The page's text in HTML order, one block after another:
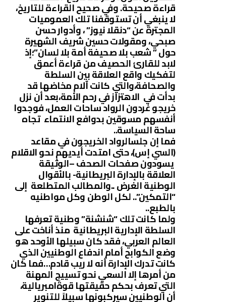
قراءة صحيحة. وفي صحيح القراءة للتاريخ،
لا ينبغي أن تستوقفنا تلك العموميات
المجترة عن “دنقلا نيوز” ، وأدوار حسن
صبحي، ومقولات حسين شريف الشهيرة
حول ” شعب بلا صحيفة أمة بلا لسان”؛إذ
لابد للقارئ الحصيف من قراءة أعمق
لتفكيك واقع العلاقة بين السلطة
والصحافة،والتي كانت آلام مخاضها قد
بدأت في الاهتزاز في رحم الأمة،بعد أن نزل
خريجو غردون الرواد ساحات العمل، فوجدوا
أنفسهم مسوقين بدوافع الانتماء تجاه
ساحة السياسة..
فما إن جلسالرواد الخريجون في مقاعد
(السي إس)، حتى امتدت أيديهم نحو الاقلام
يسودون صفحات الصحف –الوثيقة
العلاقة بالإدارة البريطانية- بالأقوال
الوطنية الغرض ..والمطالب المتطلعة إلى
“التمكين”.. لكل الوطن وكل مواطنيه
بالطبع..
ولما كانت تلك “شنشنة” وطنية تعرفها
السلطة الإدارية البريطانية منذ أناخت على
العالم العربي، فقد كان سبيلها الأوحد هو
وضع الكوابح أمام اندفاع الوطنيين الذي
كانت تدرك الإدارة أنه لا ريب قادم…فما كان
من أمرها إلا السعي نحو تسييج المهنة
التي تعرف بحكم حقيقتها قوةًامبريالية،
أن الوطنيين سيركبونها سبيلاً للتنوير